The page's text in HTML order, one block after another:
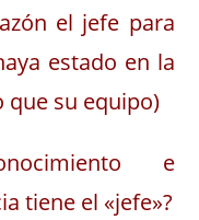
el jefe para
estado en la
que su equipo)
e
tiene el «jefe»?